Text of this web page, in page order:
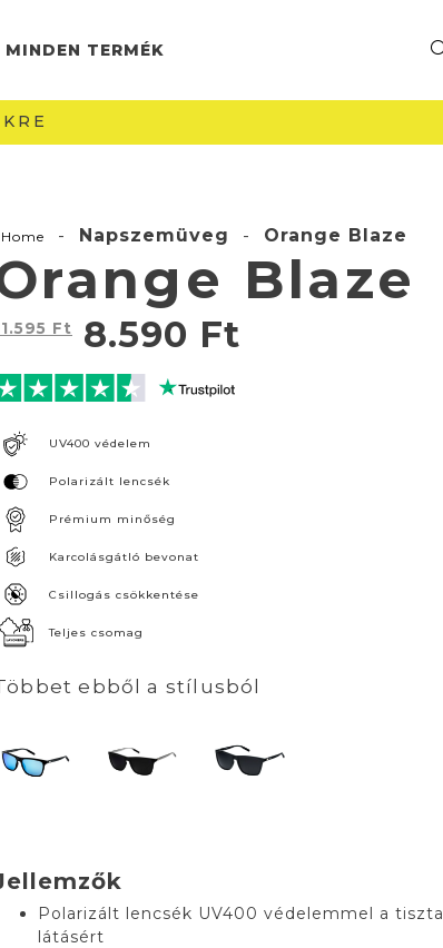
MINDEN TERMÉK
FT FELETT 🚚
Home - Napszemüveg - Orange Blaze
Blaze
Ft 8.590 Ft
UV400 védelem
Polarizált lencsék
Prémium minőség
Karcolásgátló bevonat
Csillogás csökkentése
Teljes csomag
ebből a stílusból
Polarizált lencsék UV400 védelemmel a tiszta
látásért